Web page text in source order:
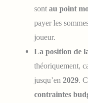
sontau point
payer les
joueur.
La position de
théoriquement,
jusqu’en2029.
contraintes